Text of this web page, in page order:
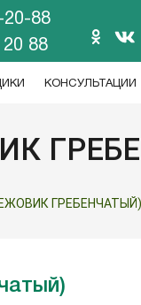
20-88
20 88
КОНСУЛЬТАЦИИ
ГРЕБЕНЧАТЫЙ)